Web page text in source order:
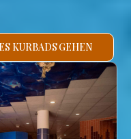
KURBADS GEHEN